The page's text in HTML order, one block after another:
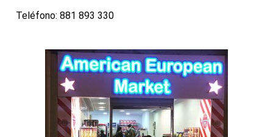
Teléfono: 881 893 330